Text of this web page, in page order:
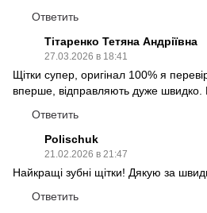
Ответить
Тітаренко Тетяна Андріївна
27.03.2026 в 18:41
Щітки супер, оригінал 100% я
вперше, відправляють дуже швидко.
Ответить
Polischuk
21.02.2026 в 21:47
Найкращі зубні щітки! Дякую за
Ответить